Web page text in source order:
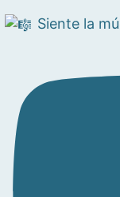
Siente la